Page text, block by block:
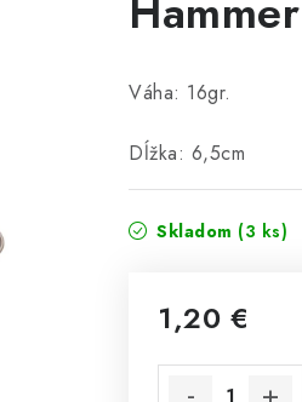
Váha: 16gr.
Dĺžka: 6,5cm
Skladom (3 ks)
1,20 €